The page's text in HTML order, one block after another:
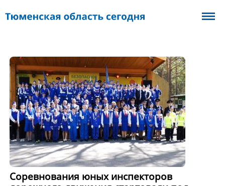
Соревнования юных инспекторов